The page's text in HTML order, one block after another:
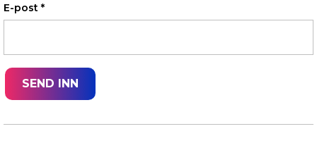
E-post *